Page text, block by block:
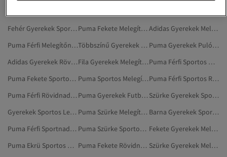
Fehér Gyerekek Sportos Rövidnadrág
Puma Fekete Melegítőnadrág
Adidas Gyerekek Melegítőnadrág
Puma Férfi Melegítőnadrág
Többszínű Gyerekek Sportos Melegítőnadrág
Puma Gyerekek Pulóverek
Adidas Gyerekek Rövidnadrág
Fila Gyerekek Melegítőnadrág
Puma Férfi Sportos Melegítőnadrág
Puma Fekete Sportos Melegítőnadrág
Puma Sportos Melegítőnadrág
Puma Férfi Sportos Rövidnadrág
Puma Férfi Rövidnadrág
Puma Gyerekek Futballcipők
Szürke Gyerekek Sportpólók
Gyerekek Sportos Leggingsz
Puma Szürke Melegítőnadrág
Barna Gyerekek Sportos Rövidnadrág
Puma Férfi Sportnadrág
Puma Szürke Sportos Melegítőnadrág
Fekete Gyerekek Melegítőnadrág
Puma Ekrü Sportos Melegítőnadrág
Puma Fekete Rövidnadrág
Szürke Gyerekek Melegítőnadrág